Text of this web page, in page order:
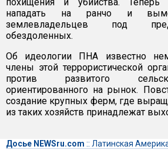
нападать на ранчо и
землевладельцев под
обездоленных.
Об идеологии ПНА известно
члены этой террористической
против развитого
ориентированного на рынок.
создание крупных ферм, где
из таких хозяйств принадлежат
Досье NEWSru.com :: Латинская